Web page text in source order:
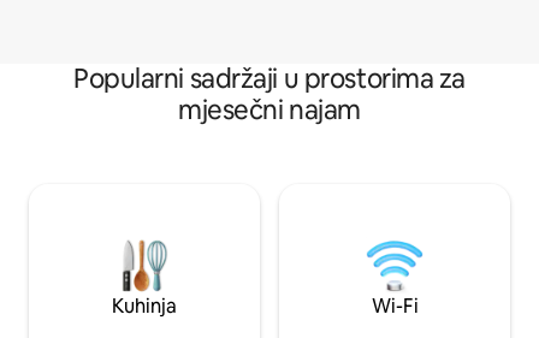
Popularni sadržaji u prostorima za
mjesečni najam
Kuhinja Wi-Fi